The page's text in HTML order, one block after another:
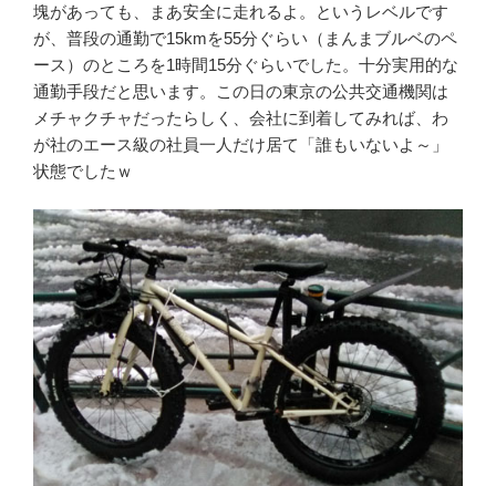
塊があっても、まあ安全に走れるよ。というレベルです
が、普段の通勤で15kmを55分ぐらい（まんまブルベのペ
ース）のところを1時間15分ぐらいでした。十分実用的な
通勤手段だと思います。この日の東京の公共交通機関は
メチャクチャだったらしく、会社に到着してみれば、わ
が社のエース級の社員一人だけ居て「誰もいないよ～」
状態でしたｗ